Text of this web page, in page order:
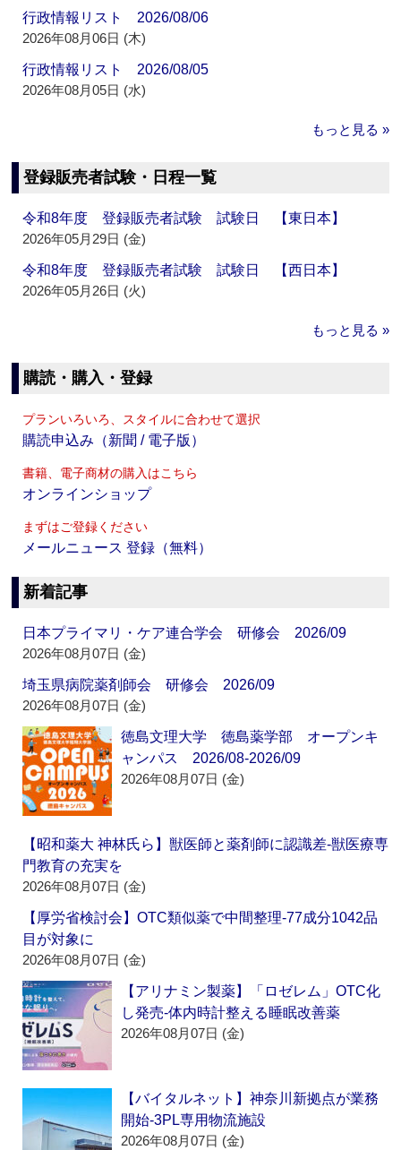
行政情報リスト 2026/08/06
2026年08月06日 (木)
行政情報リスト 2026/08/05
2026年08月05日 (水)
もっと見る »
登録販売者試験・日程一覧
令和8年度 登録販売者試験 試験日 【東日本】
2026年05月29日 (金)
令和8年度 登録販売者試験 試験日 【西日本】
2026年05月26日 (火)
もっと見る »
購読・購入・登録
プランいろいろ、スタイルに合わせて選択
購読申込み（新聞 / 電子版）
書籍、電子商材の購入はこちら
オンラインショップ
まずはご登録ください
メールニュース 登録（無料）
新着記事
日本プライマリ・ケア連合学会 研修会 2026/09
2026年08月07日 (金)
埼玉県病院薬剤師会 研修会 2026/09
2026年08月07日 (金)
徳島文理大学 徳島薬学部 オープンキ
ャンパス 2026/08-2026/09
2026年08月07日 (金)
【昭和薬大 神林氏ら】獣医師と薬剤師に認識差‐獣医療専
門教育の充実を
2026年08月07日 (金)
【厚労省検討会】OTC類似薬で中間整理‐77成分1042品
目が対象に
2026年08月07日 (金)
【アリナミン製薬】「ロゼレム」OTC化
し発売‐体内時計整える睡眠改善薬
2026年08月07日 (金)
【バイタルネット】神奈川新拠点が業務
開始‐3PL専用物流施設
2026年08月07日 (金)